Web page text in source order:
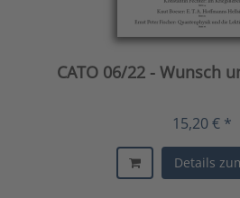
CATO 06/22 - Wunsch
15,20 € *
Details